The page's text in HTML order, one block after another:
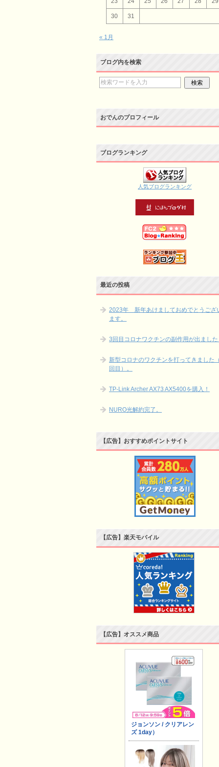
30 31
« 1月
ブログ内を検索
おでんのプロフィール
ブログランキング
人気ブログランキング
最近の投稿
2023年 新年あけましておめでとうござ
ます。
3回目コロナワクチンの副作用が出まし
新型コロナのワクチンを打ってきました
回目）。
TP-Link Archer AX73 AX5400を購入！
NURO光解約完了。
【広告】おすすめポイントサイト
【広告】楽天モバイル
【広告】オススメ商品